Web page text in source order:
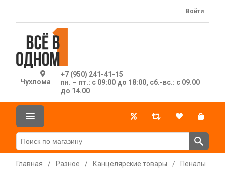
Чухлома
+7 (950) 241-41-15
пн. – пт.: с 09:00 до 18:00, сб.-вс.: с 09.00
до 14.00
Войти
Главная / Разное / Канцелярские товары / Пеналы